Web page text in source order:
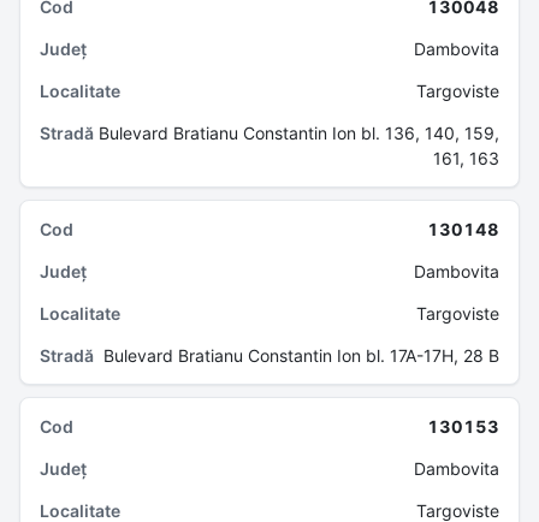
130048
Dambovita
Targoviste
Bulevard Bratianu Constantin Ion bl. 136, 140, 159,
161, 163
130148
Dambovita
Targoviste
Bulevard Bratianu Constantin Ion bl. 17A-17H, 28 B
130153
Dambovita
Targoviste